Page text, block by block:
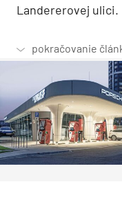
Landererovej ulici.